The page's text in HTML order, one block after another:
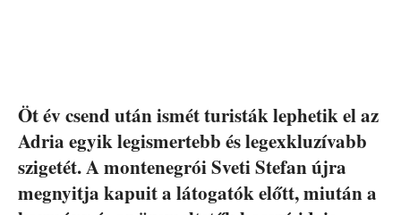
Öt év csend után ismét turisták lephetik el az
Adria egyik legismertebb és legexkluzívabb
szigetét. A montenegrói Sveti Stefan újra
megnyitja kapuit a látogatók előtt, miután a